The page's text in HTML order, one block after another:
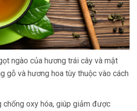
ngào của hương trái cây và mật
gỗ và hương hoa tùy thuộc vào cách
chống oxy hóa, giúp giảm được